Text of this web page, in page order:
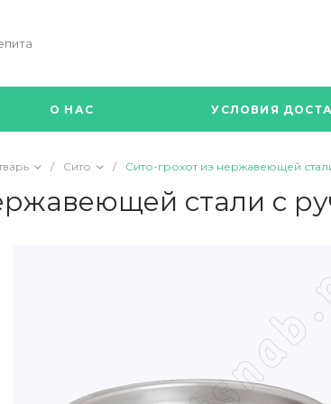
О НАС УСЛОВИЯ
/ Сито / Сито-грохот из нержавеющей
стали с